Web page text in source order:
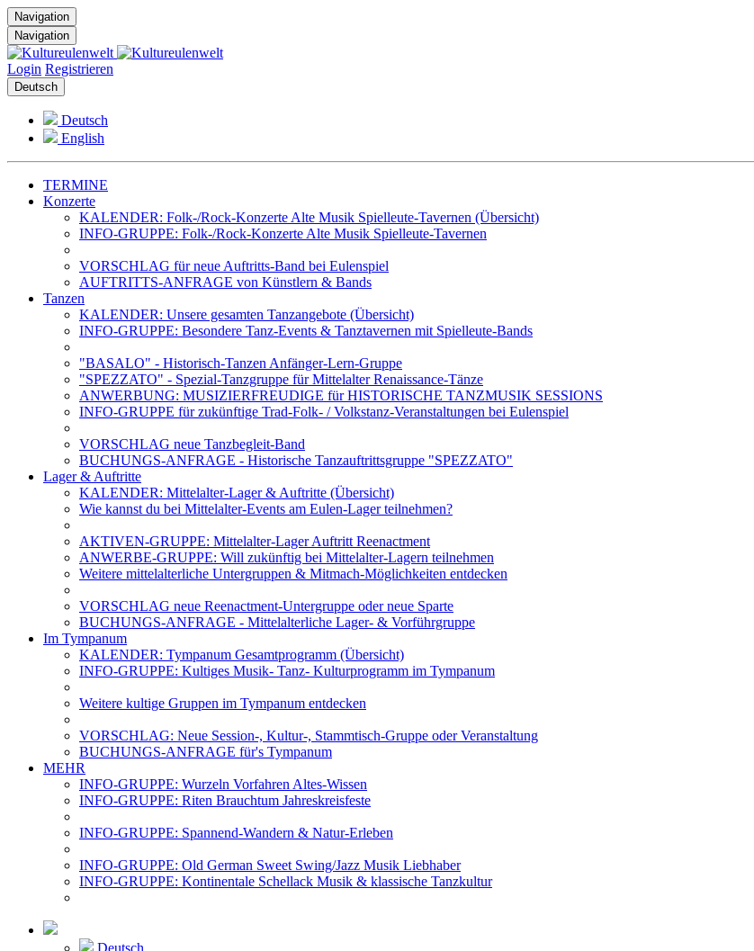
Navigation
Navigation
Login Registrieren
Deutsch
Deutsch
English
TERMINE
Konzerte
KALENDER: Folk-/Rock-Konzerte Alte Musik Spielleute-Tavernen (Übersicht)
INFO-GRUPPE: Folk-/Rock-Konzerte Alte Musik Spielleute-Tavernen
VORSCHLAG für neue Auftritts-Band bei Eulenspiel
AUFTRITTS-ANFRAGE von Künstlern & Bands
Tanzen
KALENDER: Unsere gesamten Tanzangebote (Übersicht)
INFO-GRUPPE: Besondere Tanz-Events & Tanztavernen mit Spielleute-Bands
"BASALO" - Historisch-Tanzen Anfänger-Lern-Gruppe
"SPEZZATO" - Spezial-Tanzgruppe für Mittelalter Renaissance-Tänze
ANWERBUNG: MUSIZIERFREUDIGE für HISTORISCHE TANZMUSIK SESSIONS
INFO-GRUPPE für zukünftige Trad-Folk- / Volkstanz-Veranstaltungen bei Eulenspiel
VORSCHLAG neue Tanzbegleit-Band
BUCHUNGS-ANFRAGE - Historische Tanzauftrittsgruppe "SPEZZATO"
Lager & Auftritte
KALENDER: Mittelalter-Lager & Auftritte (Übersicht)
Wie kannst du bei Mittelalter-Events am Eulen-Lager teilnehmen?
AKTIVEN-GRUPPE: Mittelalter-Lager Auftritt Reenactment
ANWERBE-GRUPPE: Will zukünftig bei Mittelalter-Lagern teilnehmen
Weitere mittelalterliche Untergruppen & Mitmach-Möglichkeiten entdecken
VORSCHLAG neue Reenactment-Untergruppe oder neue Sparte
BUCHUNGS-ANFRAGE - Mittelalterliche Lager- & Vorführgruppe
Im Tympanum
KALENDER: Tympanum Gesamtprogramm (Übersicht)
INFO-GRUPPE: Kultiges Musik- Tanz- Kulturprogramm im Tympanum
Weitere kultige Gruppen im Tympanum entdecken
VORSCHLAG: Neue Session-, Kultur-, Stammtisch-Gruppe oder Veranstaltung
BUCHUNGS-ANFRAGE für's Tympanum
MEHR
INFO-GRUPPE: Wurzeln Vorfahren Altes-Wissen
INFO-GRUPPE: Riten Brauchtum Jahreskreisfeste
INFO-GRUPPE: Spannend-Wandern & Natur-Erleben
INFO-GRUPPE: Old German Sweet Swing/Jazz Musik Liebhaber
INFO-GRUPPE: Kontinentale Schellack Musik & klassische Tanzkultur
Deutsch